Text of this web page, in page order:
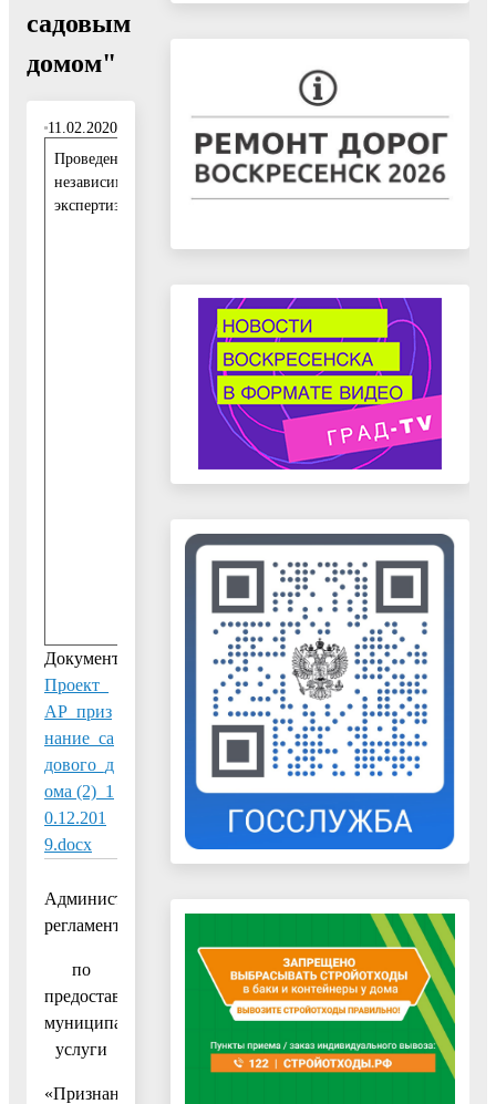
садовым
домом"
11.02.2020
Проведение
независимой
экспертизы:
Документ:
Проект_
АР_приз
нание_са
дового_д
ома (2)_1
0.12.201
9.docx
Административный
регламент
по
предоставлению
муниципальной
услуги
«Признание